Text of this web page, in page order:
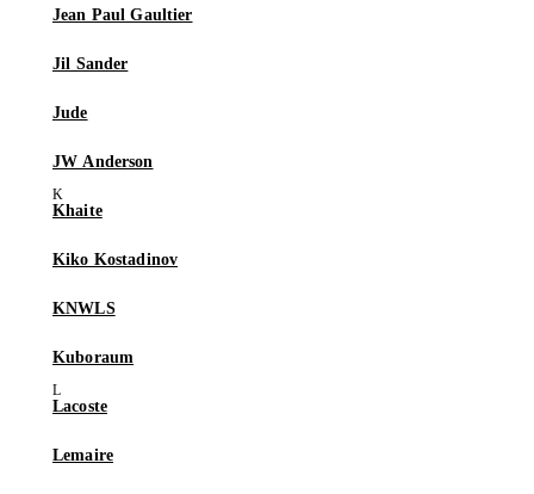
Jean Paul Gaultier
Jil Sander
Jude
JW Anderson
Khaite
Kiko Kostadinov
KNWLS
Kuboraum
Lacoste
Lemaire